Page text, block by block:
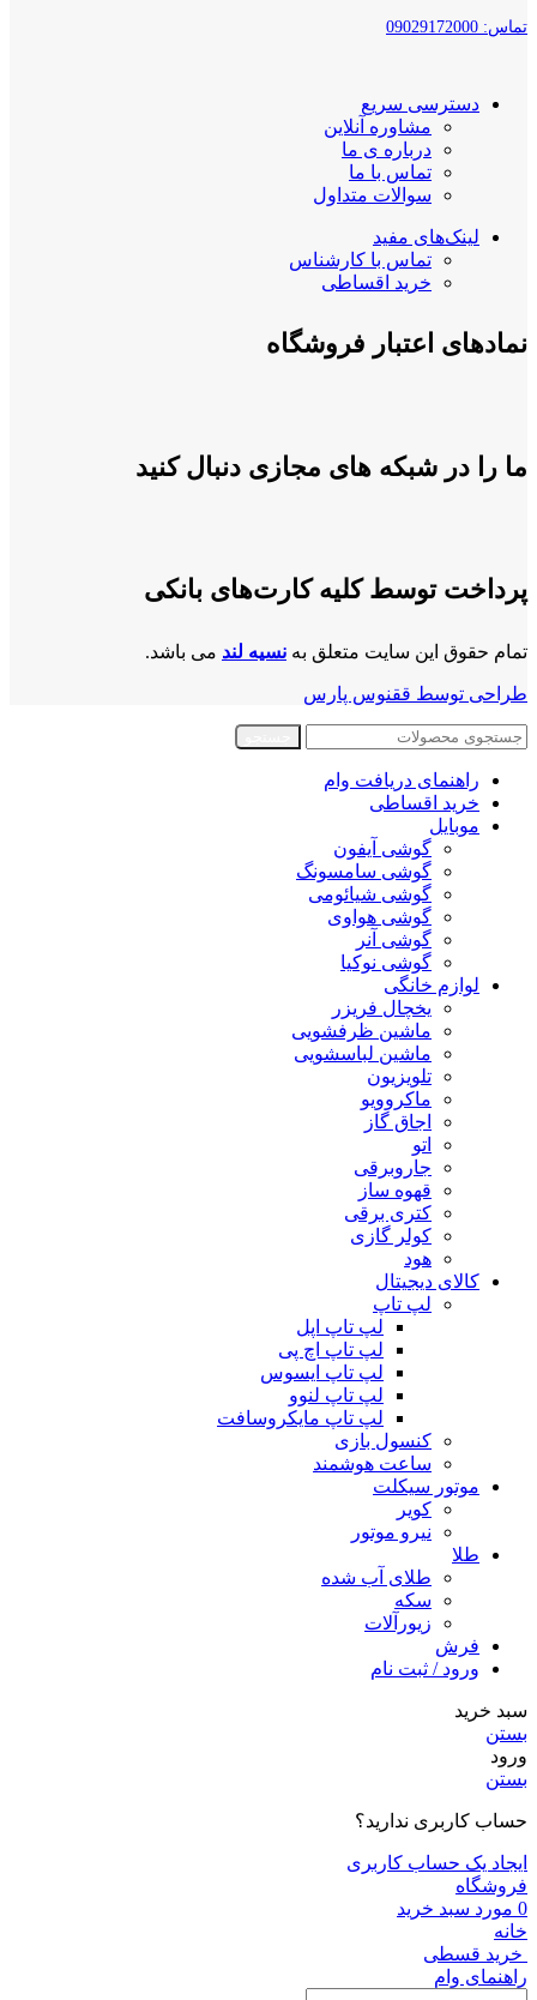
تماس: 09029172000
دسترسی سریع
مشاوره آنلاین
درباره ی ما
تماس با ما
سوالات متداول
لینک‌های مفید
تماس با کارشناس
خرید اقساطی
نمادهای اعتبار فروشگاه
ما را در شبکه های مجازی دنبال کنید
پرداخت توسط کلیه کارت‌های بانکی
تمام حقوق این سایت متعلق به نسیه لند می باشد.
طراحی توسط ققنوس پارس
راهنمای دریافت وام
خرید اقساطی
موبایل
گوشی آیفون
گوشی سامسونگ
گوشی شیائومی
گوشی هواوی
گوشی آنر
گوشی نوکیا
لوازم خانگی
یخچال فریزر
ماشین ظرفشویی
ماشین لباسشویی
تلویزیون
ماکروویو
اجاق گاز
اتو
جاروبرقی
قهوه ساز
کتری برقی
کولر گازی
هود
کالای دیجیتال
لپ تاپ
لپ تاپ اپل
لپ تاپ اچ پی
لپ تاپ ایسوس
لپ تاپ لنوو
لپ تاپ مایکروسافت
کنسول بازی
ساعت هوشمند
موتور سیکلت
کویر
نیرو موتور
طلا
طلای آب شده
سکه
زیورآلات
فرش
ورود / ثبت نام
سبد خرید
بستن
ورود
بستن
حساب کاربری ندارید؟
ایجاد یک حساب کاربری
فروشگاه
0 مورد سبد خرید
خانه
خرید قسطی
راهنمای وام